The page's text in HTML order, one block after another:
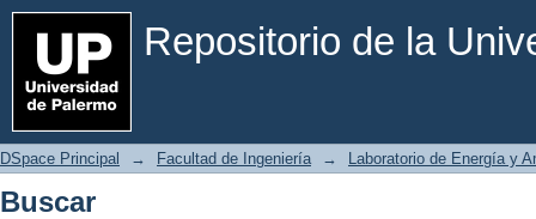
Repositorio de la
Buscar
DSpace Principal → Facultad de Ingeniería → Laboratorio de Energía y
Buscar